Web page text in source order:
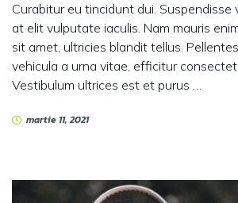
Curabitur eu tincidunt dui. Suspendisse
at elit vulputate iaculis. Nam mauris
sit amet, ultricies blandit tellus.
vehicula a urna vitae, efficitur
Vestibulum ultrices est et purus …
martie 11, 2021